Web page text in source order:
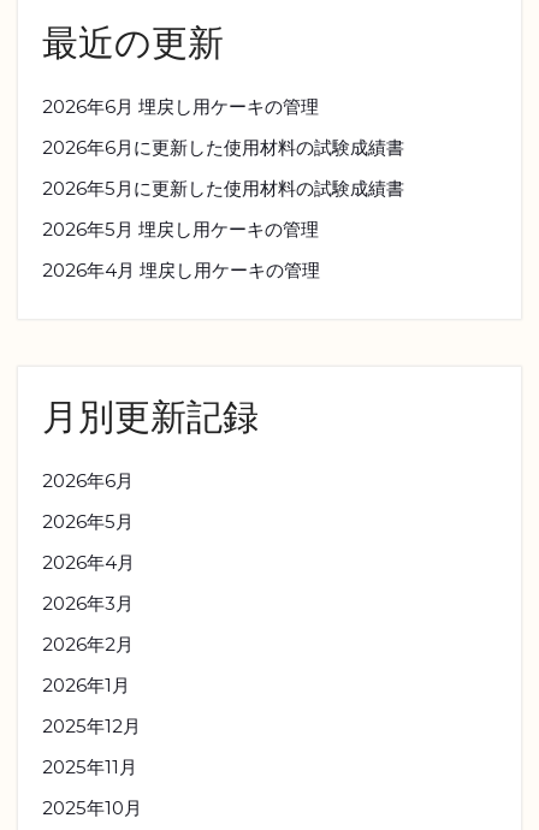
最近の更新
2026年6月 埋戻し用ケーキの管理
2026年6月に更新した使用材料の試験成績書
2026年5月に更新した使用材料の試験成績書
2026年5月 埋戻し用ケーキの管理
2026年4月 埋戻し用ケーキの管理
月別更新記録
2026年6月
2026年5月
2026年4月
2026年3月
2026年2月
2026年1月
2025年12月
2025年11月
2025年10月